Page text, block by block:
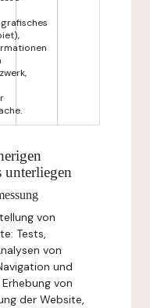
von
Tests,
von
und
von
der Website,